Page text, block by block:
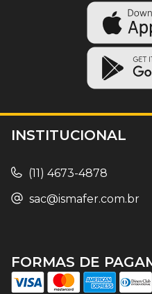
INSTITUCIONAL
(11) 4673-4878
sac@ismafer.com.br
FORMAS DE